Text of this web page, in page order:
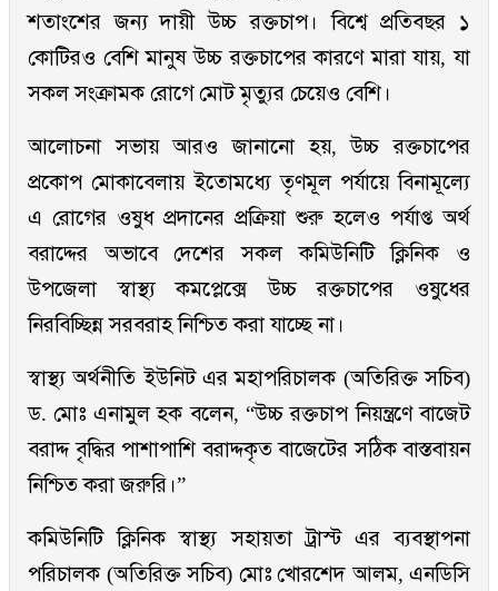
শতাংশের জন্য দায়ী উচ্চ রক্তচাপ। বিশ্বে প্রতিবছর ১
কোটিরও বেশি মানুষ উচ্চ রক্তচাপের কারণে মারা যায়, যা
সকল সংক্রামক রোগে মোট মৃত্যুর চেয়েও বেশি।
আলোচনা সভায় আরও জানানো হয়, উচ্চ রক্তচাপের
প্রকোপ মোকাবেলায় ইতোমধ্যে তৃণমূল পর্যায়ে বিনামূল্যে
এ রোগের ওষুধ প্রদানের প্রক্রিয়া শুরু হলেও পর্যাপ্ত অর্থ
বরাদ্দের অভাবে দেশের সকল কমিউনিটি ক্লিনিক ও
উপজেলা স্বাস্থ্য কমপ্লেক্সে উচ্চ রক্তচাপের ওষুধের
নিরবিচ্ছিন্ন সরবরাহ নিশ্চিত করা যাচ্ছে না।
স্বাস্থ্য অর্থনীতি ইউনিট এর মহাপরিচালক (অতিরিক্ত সচিব)
ড. মোঃ এনামুল হক বলেন, “উচ্চ রক্তচাপ নিয়ন্ত্রণে বাজেট
বরাদ্দ বৃদ্ধির পাশাপাশি বরাদ্দকৃত বাজেটের সঠিক বাস্তবায়ন
নিশ্চিত করা জরুরি।”
কমিউনিটি ক্লিনিক স্বাস্থ্য সহায়তা ট্রাস্ট এর ব্যবস্থাপনা
পরিচালক (অতিরিক্ত সচিব) মোঃ খোরশেদ আলম, এনডিসি